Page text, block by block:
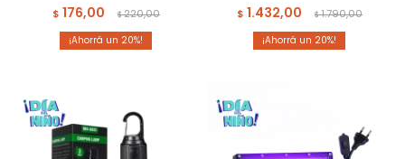
$ 176,00 $220,00
20
$ 1.432,00 $1.790,00
20